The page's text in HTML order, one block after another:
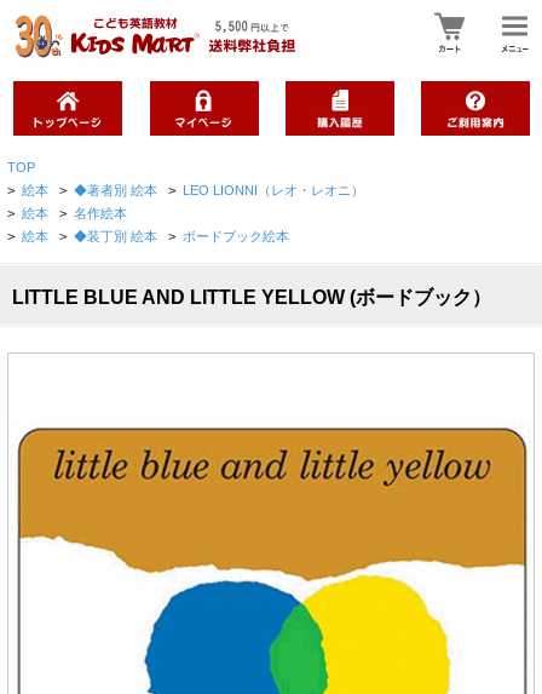
TOP
> 絵本 > ◆著者別 絵本 > LEO LIONNI（レオ・レオニ）
> 絵本 > 名作絵本
> 絵本 > ◆装丁別 絵本 > ボードブック絵本
LITTLE BLUE AND LITTLE YELLOW (ボードブック）